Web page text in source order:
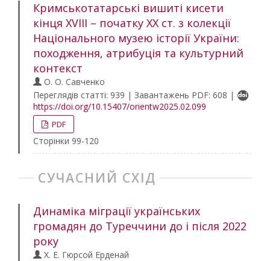
Кримськотатарські вишиті кисети
кінця XVIII – початку ХХ ст. з колекції
Національного музею історії України:
походження, атрибуція та культурний
контекст
О. О. Савченко
Переглядів статті: 939 | Завантажень PDF: 608 |
https://doi.org/10.15407/orientw2025.02.099
PDF
Сторінки 99-120
СУЧАСНИЙ СХІД
Динаміка міграції українських
громадян до Туреччини до і після 2022
року
Х. Е. Гюрсой Ерденай